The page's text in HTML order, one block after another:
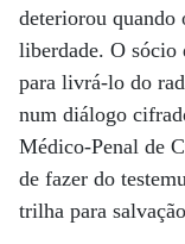
deteriorou quando
liberdade. O sócio
para livrá-lo do
num diálogo
Médico-Penal de
de fazer do
trilha para